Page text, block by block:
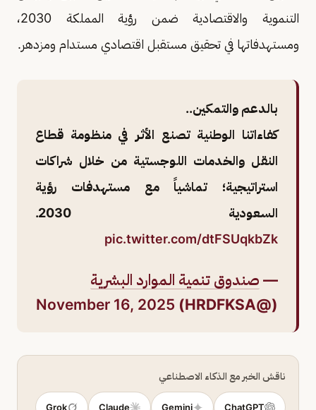
التنموية والاقتصادية ضمن رؤية المملكة 2030،
ومستهدفاتها في تحقيق مستقبل اقتصادي مستدام ومزدهر.
بالدعم والتمكين..
كفاءاتنا الوطنية تصنع الأثر في منظومة قطاع
النقل والخدمات اللوجستية من خلال شراكات
استراتيجية؛ تماشياً مع مستهدفات رؤية
السعودية 2030.
pic.twitter.com/dtFSUqkbZk
— صندوق تنمية الموارد البشرية
(@HRDFKSA)
November 16, 2025
ناقش الخبر مع الذكاء الاصطناعي
ChatGPT
Gemini
Claude
Grok